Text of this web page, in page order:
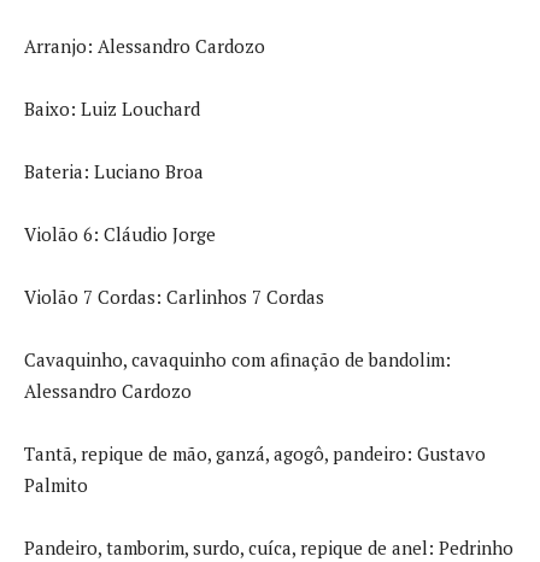
Arranjo: Alessandro Cardozo
Baixo: Luiz Louchard
Bateria: Luciano Broa
Violão 6: Cláudio Jorge
Violão 7 Cordas: Carlinhos 7 Cordas
Cavaquinho, cavaquinho com afinação de bandolim:
Alessandro Cardozo
Tantã, repique de mão, ganzá, agogô, pandeiro: Gustavo
Palmito
Pandeiro, tamborim, surdo, cuíca, repique de anel: Pedrinho